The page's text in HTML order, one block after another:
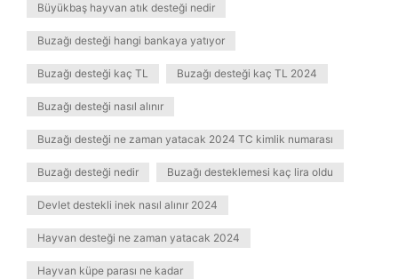
Büyükbaş hayvan atık desteği nedir
Buzağı desteği hangi bankaya yatıyor
Buzağı desteği kaç TL Buzağı desteği kaç TL 2024
Buzağı desteği nasıl alınır
Buzağı desteği ne zaman yatacak 2024 TC kimlik numarası
Buzağı desteği nedir Buzağı desteklemesi kaç lira oldu
Devlet destekli inek nasıl alınır 2024
Hayvan desteği ne zaman yatacak 2024
Hayvan küpe parası ne kadar